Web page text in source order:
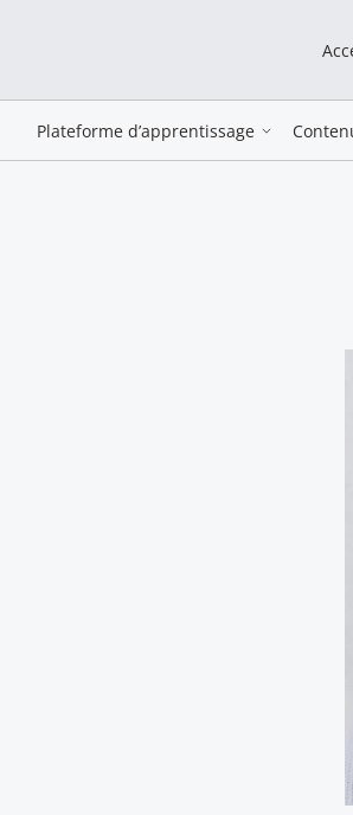
Plateforme d’apprentissage